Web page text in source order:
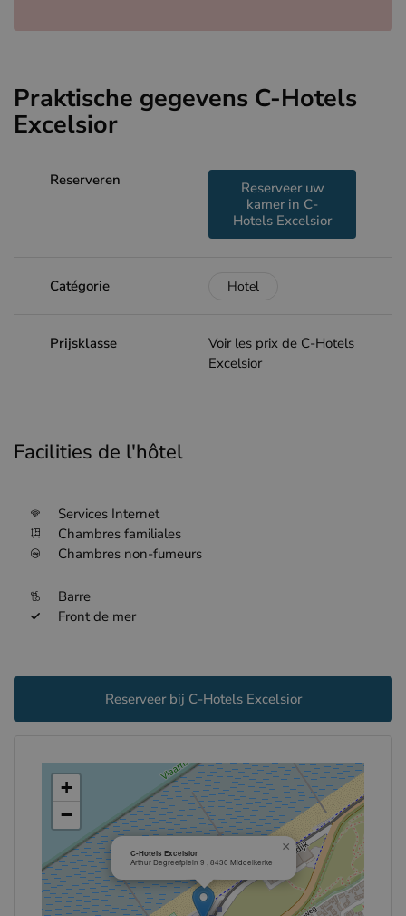
Praktische gegevens C-Hotels
Excelsior
Reserveren
Reserveer uw
kamer in C-
Hotels Excelsior
Catégorie Hotel
Prijsklasse
Voir les prix de C-Hotels
Excelsior
Facilities de l'hôtel
Services Internet
Chambres familiales
Chambres non-fumeurs
Barre
Front de mer
Reserveer bij C-Hotels Excelsior
C-Hotels Excelsior
Arthur Degreefplein 9 , 8430 Middelkerke
×
+
−